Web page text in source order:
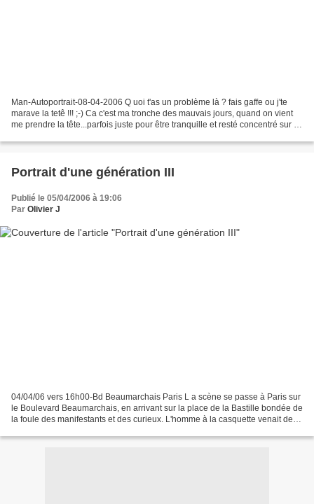
Man-Autoportrait-08-04-2006 Q uoi t'as un problème là ? fais gaffe ou j'te
marave la tetê !!! ;-) Ca c'est ma tronche des mauvais jours, quand on vient
me prendre la tête...parfois juste pour être tranquille et resté concentré sur ce
Portrait d'une génération III
Publié le 05/04/2006 à 19:06
Par Olivier J
04/04/06 vers 16h00-Bd Beaumarchais Paris L a scène se passe à Paris sur
le Boulevard Beaumarchais, en arrivant sur la place de la Bastille bondée de
la foule des manifestants et des curieux. L'homme à la casquette venait de